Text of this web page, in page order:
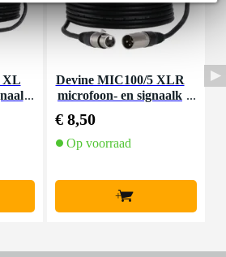
XL
Devine MIC100/5 XLR
microfoon- en signaalk
€ 8,50
Op voorraad
+